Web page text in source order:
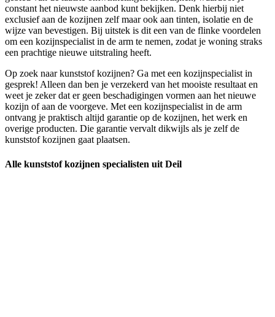
constant het nieuwste aanbod kunt bekijken. Denk hierbij niet
exclusief aan de kozijnen zelf maar ook aan tinten, isolatie en de
wijze van bevestigen. Bij uitstek is dit een van de flinke voordelen
om een kozijnspecialist in de arm te nemen, zodat je woning straks
een prachtige nieuwe uitstraling heeft.
Op zoek naar kunststof kozijnen? Ga met een kozijnspecialist in
gesprek! Alleen dan ben je verzekerd van het mooiste resultaat en
weet je zeker dat er geen beschadigingen vormen aan het nieuwe
kozijn of aan de voorgeve. Met een kozijnspecialist in de arm
ontvang je praktisch altijd garantie op de kozijnen, het werk en
overige producten. Die garantie vervalt dikwijls als je zelf de
kunststof kozijnen gaat plaatsen.
Alle kunststof kozijnen specialisten uit Deil